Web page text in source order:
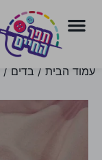
עמוד הבית / בדים /